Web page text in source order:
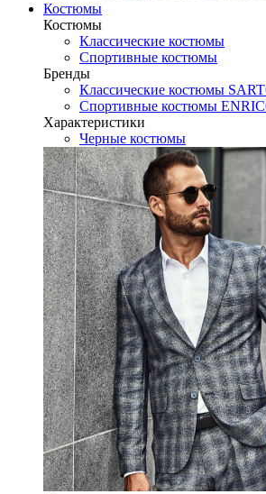
Костюмы
Костюмы
Классические костюмы
Спортивные костюмы
Бренды
Классические костюмы
Спортивные костюмы
Характеристики
Черные костюмы